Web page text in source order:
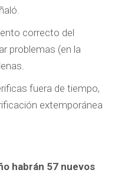
correcto del
problemas (en la
fuera de tiempo,
extemporánea
habrán 57 nuevos